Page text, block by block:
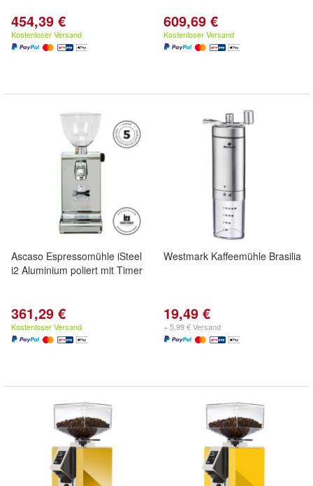
454,39 €
Kostenloser Versand
609,69 €
Kostenloser Versand
Ascaso Espressomühle iSteel
i2 Aluminium poliert mit Timer
361,29 €
Kostenloser Versand
Westmark Kaffeemühle Brasilia
19,49 €
+ 5,99 € Versand